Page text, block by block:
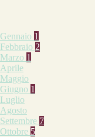
Gennaio 1
Febbraio 2
Marzo 1
Aprile
Maggio
Giugno 1
Luglio
Agosto
Settembre 7
Ottobre 5